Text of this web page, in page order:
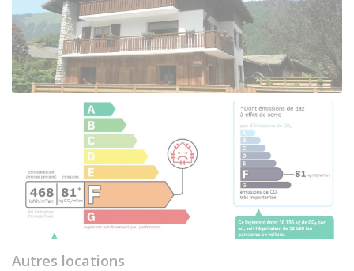
Autres locations